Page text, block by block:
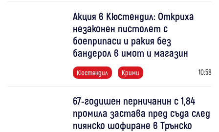
Акция в Кюстендил: Откриха
незаконен пистолет с
боеприпаси и ракия без
бандерол в имот и магазин
Кюстендил Крими 10:58
67-годишен перничанин с 1,84
промила застава пред съда след
пиянско шофиране в Трънско